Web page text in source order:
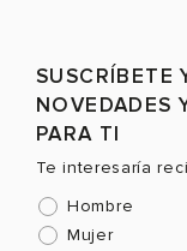
SUSCRÍBETE
NOVEDADES
PARA TI
Te interesaría
Hombre
Mujer